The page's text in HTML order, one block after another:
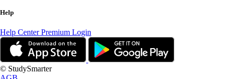
Help
Help CenterPremium Login
© StudySmarter